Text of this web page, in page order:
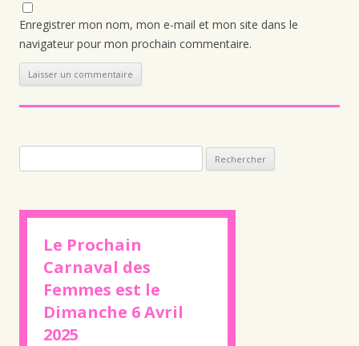
Enregistrer mon nom, mon e-mail et mon site dans le
navigateur pour mon prochain commentaire.
Le Prochain
Carnaval des
Femmes est le
Dimanche 6 Avril
2025